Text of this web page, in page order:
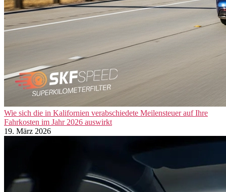
Wie sich die in Kalifornien verabschiedete Meilensteuer auf Ihre
Fahrkosten im Jahr 2026 auswirkt
19. März 2026